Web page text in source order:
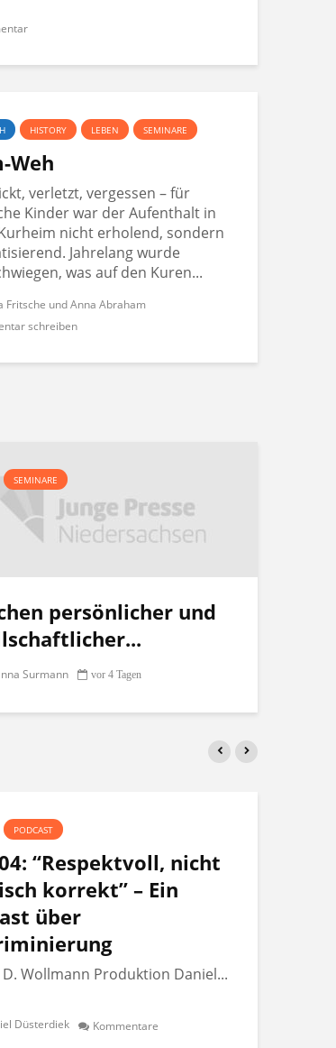
HISTORY LEBEN SEMINARE
Weh
verletzt, vergessen – für
Kinder war der Aufenthalt in
nicht erholend, sondern
Jahrelang wurde
was auf den Kuren...
Fritsche und Anna Abraham
schreiben
SEMINARE
persönlicher und
Surmann vor 4 Tagen
PODCAST
“Respektvoll, nicht
korrekt” – Ein
über
D. Wollmann Produktion Daniel...
Düsterdiek Kommentare